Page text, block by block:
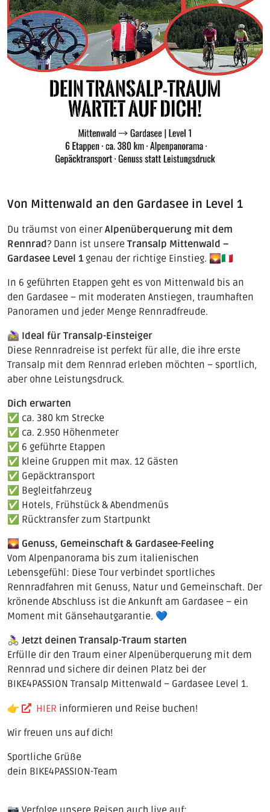
Von Mittenwald an den Gardasee in Level 1
Du träumst von einer Alpenüberquerung mit dem
Rennrad? Dann ist unsere Transalp Mittenwald –
Gardasee Level 1genau der richtige Einstieg. 🌄🇮🇹
In 6 geführten Etappen geht es von Mittenwald bis an
den Gardasee – mit moderaten Anstiegen, traumhaften
Panoramen und jeder Menge Rennradfreude.
🚵‍♀️ Ideal für Transalp-Einsteiger
Diese Rennradreise ist perfekt für alle, die ihre erste
Transalp mit dem Rennrad erleben möchten – sportlich,
aber ohne Leistungsdruck.
Dich erwarten
✅ ca. 380 km Strecke
✅ ca. 2.950 Höhenmeter
✅ 6 geführte Etappen
✅ kleine Gruppen mit max. 12 Gästen
✅ Gepäcktransport
✅ Begleitfahrzeug
✅ Hotels, Frühstück & Abendmenüs
✅ Rücktransfer zum Startpunkt
🌄 Genuss, Gemeinschaft & Gardasee-Feeling
Vom Alpenpanorama bis zum italienischen
Lebensgefühl: Diese Tour verbindet sportliches
Rennradfahren mit Genuss, Natur und Gemeinschaft. Der
krönende Abschluss ist die Ankunft am Gardasee – ein
Moment mit Gänsehautgarantie. 💙
🚴‍♀️Jetzt deinen Transalp-Traum starten
Erfülle dir den Traum einer Alpenüberquerung mit dem
Rennrad und sichere dir deinen Platz bei der
BIKE4PASSION Transalp Mittenwald – Gardasee Level 1.
👉 HIER informieren und Reise buchen!
Wir freuen uns auf dich!
Sportliche Grüße
dein BIKE4PASSION-Team